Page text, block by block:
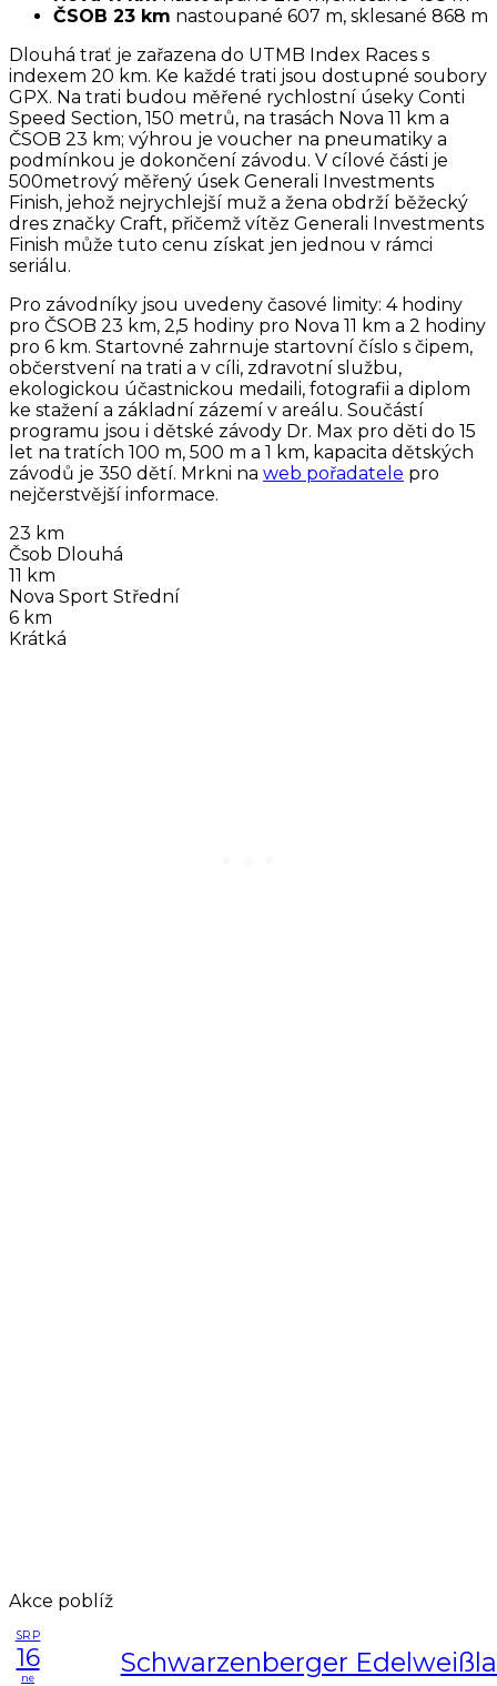
ČSOB 23 km nastoupané 607 m, sklesané 868 m
Dlouhá trať je zařazena do UTMB Index Races s
indexem 20 km. Ke každé trati jsou dostupné soubory
GPX. Na trati budou měřené rychlostní úseky Conti
Speed Section, 150 metrů, na trasách Nova 11 km a
ČSOB 23 km; výhrou je voucher na pneumatiky a
podmínkou je dokončení závodu. V cílové části je
500metrový měřený úsek Generali Investments
Finish, jehož nejrychlejší muž a žena obdrží běžecký
dres značky Craft, přičemž vítěz Generali Investments
Finish může tuto cenu získat jen jednou v rámci
seriálu.
Pro závodníky jsou uvedeny časové limity: 4 hodiny
pro ČSOB 23 km, 2,5 hodiny pro Nova 11 km a 2 hodiny
pro 6 km. Startovné zahrnuje startovní číslo s čipem,
občerstvení na trati a v cíli, zdravotní službu,
ekologickou účastnickou medaili, fotografii a diplom
ke stažení a základní zázemí v areálu. Součástí
programu jsou i dětské závody Dr. Max pro děti do 15
let na tratích 100 m, 500 m a 1 km, kapacita dětských
závodů je 350 dětí. Mrkni na web pořadatele pro
nejčerstvější informace.
23 km
Čsob Dlouhá
11 km
Nova Sport Střední
6 km
Krátká
Akce poblíž
SRP
16
ne Schwarzenberger